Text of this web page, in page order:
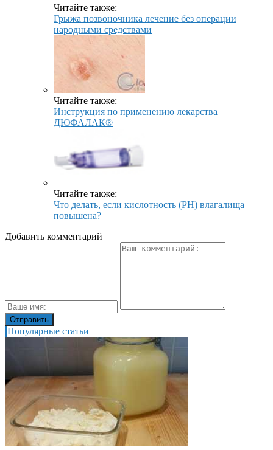
Читайте также:
Грыжа позвоночника лечение без операции
народными средствами
Читайте также:
Инструкция по применению лекарства
ДЮФАЛАК®
Читайте также:
Что делать, если кислотность (PH) влагалища
повышена?
Добавить комментарий
Популярные статьи